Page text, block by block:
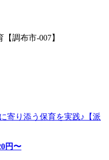
調布市-007】
寄り添う保育を実践♪【派
円〜